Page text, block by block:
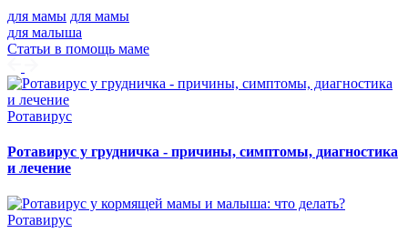
для мамы для мамы
для малыша
Статьи в помощь маме
Ротавирус
Ротавирус у грудничка - причины, симптомы, диагностика
и лечение
Ротавирус